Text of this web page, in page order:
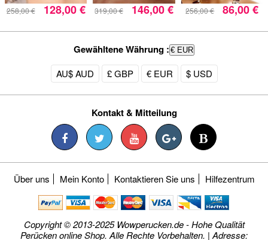
258,00 € 128,00 € 319,00 € 146,00 € 256,00 € 86,00 €
Gewähltene Währung : € EUR
AU$ AUD £ GBP € EUR $ USD
Kontakt & Mitteilung
Über uns Mein Konto Kontaktieren Sie uns Hilfezentrum
Copyright © 2013-2025 Wowperucken.de - Hohe Qualität
Perücken online Shop. Alle Rechte Vorbehalten. | Adresse: